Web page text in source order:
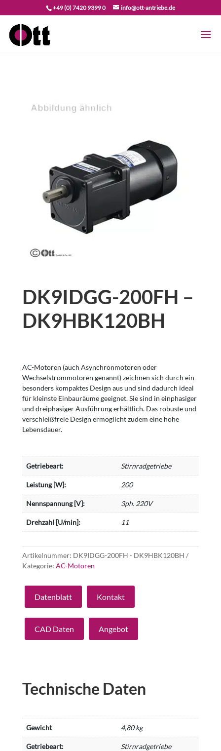
+49 (0) 7420 9399 0 info@ott-antriebe.de
DK9IDGG-200FH –
DK9HBK120BH
AC-Motoren (auch Asynchronmotoren oder
Wechselstrommotoren genannt) zeichnen sich durch ein
besonders kompaktes Design aus und sind dadurch ideal
für kleinste Einbauräume geeignet. Sie sind in einphasiger
und dreiphasiger Ausführung erhältlich. Das robuste und
verschleißfreie Design ermöglicht zudem eine hohe
Lebensdauer.
Getriebeart: Stirnradgetriebe
Leistung [W]: 200
Nennspannung [V]: 3ph. 220V
Drehzahl [U/min]: 11
Artikelnummer: DK9IDGG-200FH - DK9HBK120BH
Kategorie: AC-Motoren
Datenblatt Kontakt
CAD Daten Angebot
Technische Daten
Gewicht 4,80 kg
Getriebeart: Stirnradgetriebe